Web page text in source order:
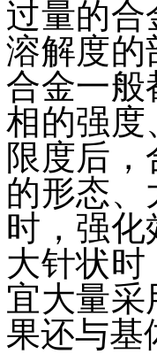
过量的合
溶解度的
合金一般
相的强度
限度后
的形态
时，强
大针状
宜大量
果还与基